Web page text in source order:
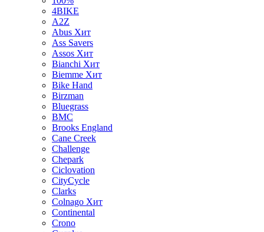
4BIKE
A2Z
Abus Хит
Ass Savers
Assos Хит
Bianchi Хит
Biemme Хит
Bike Hand
Birzman
Bluegrass
BMC
Brooks England
Cane Creek
Challenge
Chepark
Ciclovation
CityCycle
Clarks
Colnago Хит
Continental
Crono